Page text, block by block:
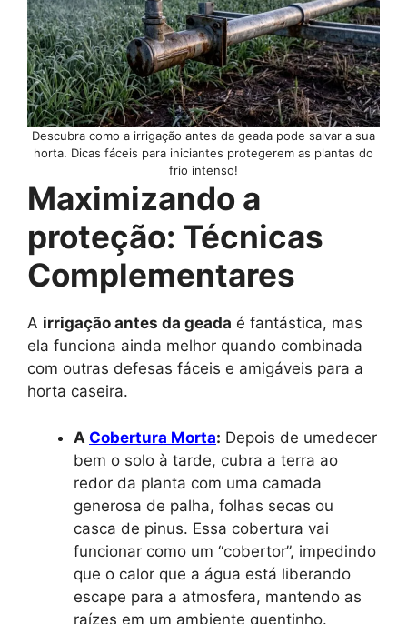
Descubra como a irrigação antes da geada pode salvar a sua
horta. Dicas fáceis para iniciantes protegerem as plantas do
frio intenso!
Maximizando a
proteção: Técnicas
Complementares
A irrigação antes da geada é fantástica, mas
ela funciona ainda melhor quando combinada
com outras defesas fáceis e amigáveis para a
horta caseira.
A Cobertura Morta: Depois de umedecer
bem o solo à tarde, cubra a terra ao
redor da planta com uma camada
generosa de palha, folhas secas ou
casca de pinus. Essa cobertura vai
funcionar como um “cobertor”, impedindo
que o calor que a água está liberando
escape para a atmosfera, mantendo as
raízes em um ambiente quentinho.